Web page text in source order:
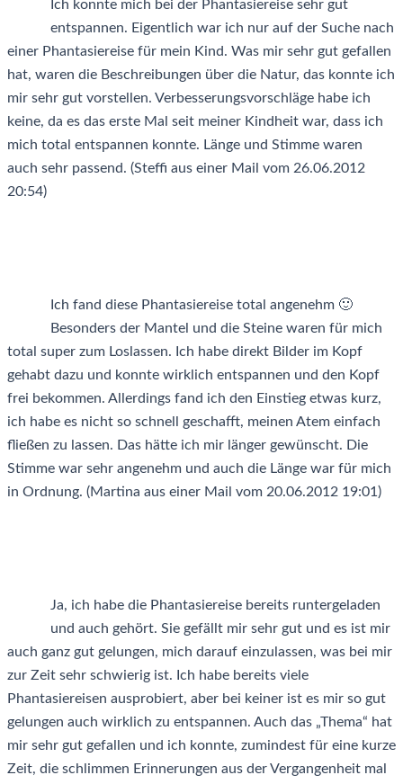
Ich konnte mich bei der Phantasiereise sehr gut
entspannen. Eigentlich war ich nur auf der Suche nach
einer Phantasiereise für mein Kind. Was mir sehr gut gefallen
hat, waren die Beschreibungen über die Natur, das konnte ich
mir sehr gut vorstellen. Verbesserungsvorschläge habe ich
keine, da es das erste Mal seit meiner Kindheit war, dass ich
mich total entspannen konnte. Länge und Stimme waren
auch sehr passend. (Steffi aus einer Mail vom 26.06.2012
20:54)
Ich fand diese Phantasiereise total angenehm 🙂
Besonders der Mantel und die Steine waren für mich
total super zum Loslassen. Ich habe direkt Bilder im Kopf
gehabt dazu und konnte wirklich entspannen und den Kopf
frei bekommen. Allerdings fand ich den Einstieg etwas kurz,
ich habe es nicht so schnell geschafft, meinen Atem einfach
fließen zu lassen. Das hätte ich mir länger gewünscht. Die
Stimme war sehr angenehm und auch die Länge war für mich
in Ordnung. (Martina aus einer Mail vom 20.06.2012 19:01)
Ja, ich habe die Phantasiereise bereits runtergeladen
und auch gehört. Sie gefällt mir sehr gut und es ist mir
auch ganz gut gelungen, mich darauf einzulassen, was bei mir
zur Zeit sehr schwierig ist. Ich habe bereits viele
Phantasiereisen ausprobiert, aber bei keiner ist es mir so gut
gelungen auch wirklich zu entspannen. Auch das „Thema“ hat
mir sehr gut gefallen und ich konnte, zumindest für eine kurze
Zeit, die schlimmen Erinnerungen aus der Vergangenheit mal